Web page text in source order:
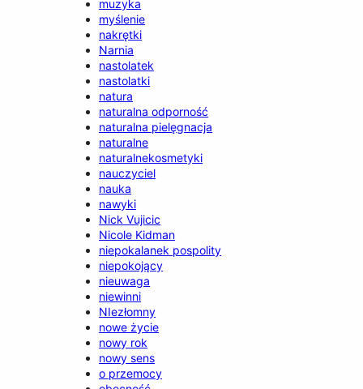
muzyka
myślenie
nakrętki
Narnia
nastolatek
nastolatki
natura
naturalna odporność
naturalna pielęgnacja
naturalne
naturalnekosmetyki
nauczyciel
nauka
nawyki
Nick Vujicic
Nicole Kidman
niepokalanek pospolity
niepokojący
nieuwaga
niewinni
NIezłomny
nowe życie
nowy rok
nowy sens
o przemocy